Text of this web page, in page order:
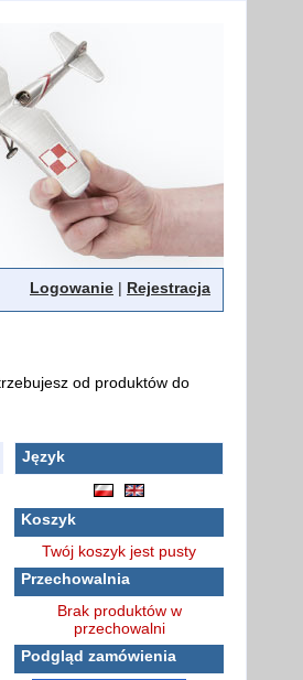
Logowanie | Rejestracja
od produktów do
Język
Koszyk
Twój koszyk jest pusty
Przechowalnia
Brak produktów w
przechowalni
Podgląd zamówienia